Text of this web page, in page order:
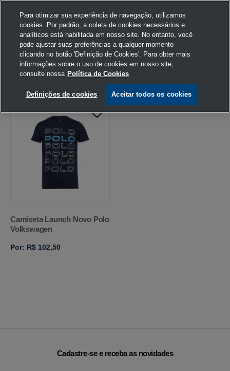
Home Busca
FILTRAR
Camiseta Launch Novo Polo
Volkswagen
Por: R$ 102,50
Cadastre-se e receba as novidades
Para otimizar sua experiência de navegação, utilizamos
cookies. Por padrão, a coleta de cookies necessários e
analíticos está habilitada em nosso site. No entanto, você
pode ajustar suas preferências a qualquer momento
clicando no botão 'Definição de Cookies'. Para obter mais
informações sobre o uso de cookies em nosso site,
consulte nossa Política de Cookies
Definições de cookies Aceitar todos os cookies